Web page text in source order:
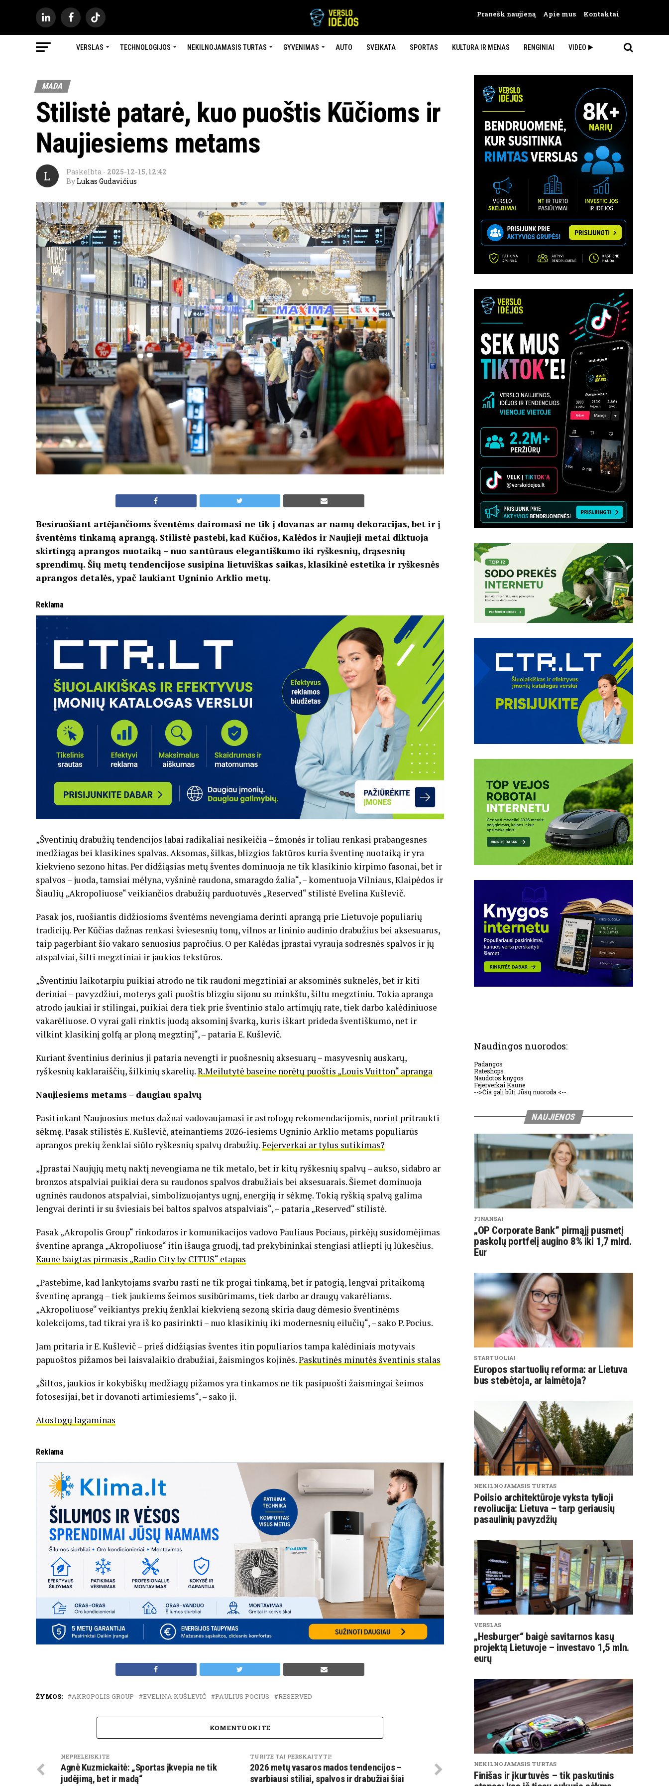
Pranešk naujieną Apie mus Kontaktai
VERSLAS TECHNOLOGIJOS NEKILNOJAMASIS TURTAS GYVENIMAS AUTO SVEIKATA SPORTAS KULTŪRA IR MENAS RENGINIAI VIDEO ▶️
MADA
Stilistė patarė, kuo puoštis Kūčioms ir
Naujiesiems metams
L Paskelbta - 2025-12-15, 12:42
By Lukas Gudavičius
Besiruošiant artėjančioms šventėms dairomasi ne tik į dovanas ar namų dekoracijas, bet ir į
šventėms tinkamą aprangą. Stilistė pastebi, kad Kūčios, Kalėdos ir Naujieji metai diktuoja
skirtingą aprangos nuotaiką – nuo santūraus elegantiškumo iki ryškesnių, drąsesnių
sprendimų. Šių metų tendencijose susipina lietuviškas saikas, klasikinė estetika ir ryškesnės
aprangos detalės, ypač laukiant Ugninio Arklio metų.
Reklama
„Šventinių drabužių tendencijos labai radikaliai nesikeičia – žmonės ir toliau renkasi prabangesnes
medžiagas bei klasikines spalvas. Aksomas, šilkas, blizgios faktūros kuria šventinę nuotaiką ir yra
kiekvieno sezono hitas. Per didžiąsias metų šventes dominuoja ne tik klasikinio kirpimo fasonai, bet ir
spalvos – juoda, tamsiai mėlyna, vyšninė raudona, smaragdo žalia“, – komentuoja Vilniaus, Klaipėdos ir
Šiaulių „Akropoliuose“ veikiančios drabužių parduotuvės „Reserved“ stilistė Evelina Kušlevič.
Pasak jos, ruošiantis didžiosioms šventėms nevengiama derinti aprangą prie Lietuvoje populiarių
tradicijų. Per Kūčias dažnas renkasi šviesesnių tonų, vilnos ar lininio audinio drabužius bei aksesuarus,
taip pagerbiant šio vakaro senuosius papročius. O per Kalėdas įprastai vyrauja sodresnės spalvos ir jų
atspalviai, šilti megztiniai ir jaukios tekstūros.
„Šventiniu laikotarpiu puikiai atrodo ne tik raudoni megztiniai ar aksominės suknelės, bet ir kiti
deriniai – pavyzdžiui, moterys gali puoštis blizgiu sijonu su minkštu, šiltu megztiniu. Tokia apranga
atrodo jaukiai ir stilingai, puikiai dera tiek prie šventinio stalo artimųjų rate, tiek darbo kalėdiniuose
vakarėliuose. O vyrai gali rinktis juodą aksominį švarką, kuris iškart prideda šventiškumo, net ir
vilkint klasikinį golfą ar ploną megztinį“, – pataria E. Kušlevič.
Kuriant šventinius derinius ji pataria nevengti ir puošnesnių aksesuarų – masyvesnių auskarų,
ryškesnių kaklaraiščių, šilkinių skarelių.R.Meilutytė baseine norėtų puoštis „Louis Vuitton“ apranga
Naujiesiems metams – daugiau spalvų
Pasitinkant Naujuosius metus dažnai vadovaujamasi ir astrologų rekomendacijomis, norint pritraukti
sėkmę. Pasak stilistės E. Kušlevič, ateinantiems 2026-iesiems Ugninio Arklio metams populiarūs
aprangos prekių ženklai siūlo ryškesnių spalvų drabužių.Fejerverkai ar tylus sutikimas?
„Įprastai Naujųjų metų naktį nevengiama ne tik metalo, bet ir kitų ryškesnių spalvų – aukso, sidabro ar
bronzos atspalviai puikiai dera su raudonos spalvos drabužiais bei aksesuarais. Šiemet dominuoja
ugninės raudonos atspalviai, simbolizuojantys ugnį, energiją ir sėkmę. Tokią ryškią spalvą galima
lengvai derinti ir su šviesiais bei baltos spalvos atspalviais“, – pataria „Reserved“ stilistė.
Pasak „Akropolis Group“ rinkodaros ir komunikacijos vadovo Pauliaus Pociaus, pirkėjų susidomėjimas
šventine apranga „Akropoliuose“ itin išauga gruodį, tad prekybininkai stengiasi atliepti jų lūkesčius.
Kaune baigtas pirmasis „Radio City by CITUS“ etapas
„Pastebime, kad lankytojams svarbu rasti ne tik progai tinkamą, bet ir patogią, lengvai pritaikomą
šventinę aprangą – tiek jaukiems šeimos susibūrimams, tiek darbo ar draugų vakarėliams.
„Akropoliuose“ veikiantys prekių ženklai kiekvieną sezoną skiria daug dėmesio šventinėms
kolekcijoms, tad tikrai yra iš ko pasirinkti – nuo klasikinių iki modernesnių eilučių“, – sako P. Pocius.
Jam pritaria ir E. Kušlevič – prieš didžiąsias šventes itin populiarios tampa kalėdiniais motyvais
papuoštos pižamos bei laisvalaikio drabužiai, žaismingos kojinės.Paskutinės minutės šventinis stalas
„Šiltos, jaukios ir kokybiškų medžiagų pižamos yra tinkamos ne tik pasipuošti žaismingai šeimos
fotosesijai, bet ir dovanoti artimiesiems“, – sako ji.
Atostogų lagaminas
Reklama
ŽYMOS: AKROPOLIS GROUP EVELINA KUŠLEVIČ PAULIUS POCIUS RESERVED
KOMENTUOKITE
TURITE TAI PERSKAITYTI!
2026 metų vasaros mados tendencijos –
svarbiausi stiliai, spalvos ir drabužiai šiai
NEPRELEISKITE
Agnė Kuzmickaitė: „Sportas įkvepia ne tik
judėjimą, bet ir madą“
Naudingos nuorodos:
Padangos
Rateshops
Naudotos knygos
Fejerverkai Kaune
-->Čia gali būti Jūsų nuoroda <--
NAUJIENOS
FINANSAI
„OP Corporate Bank” pirmąjį pusmetį
paskolų portfelį augino 8% iki 1,7 mlrd.
Eur
STARTUOLIAI
Europos startuolių reforma: ar Lietuva
bus stebėtoja, ar laimėtoja?
NEKILNOJAMASIS TURTAS
Poilsio architektūroje vyksta tylioji
revoliucija: Lietuva – tarp geriausių
pasaulinių pavyzdžių
VERSLAS
„Hesburger“ baigė savitarnos kasų
projektą Lietuvoje – investavo 1,5 mln.
eurų
NEKILNOJAMASIS TURTAS
Finišas ir įkurtuvės – tik paskutinis